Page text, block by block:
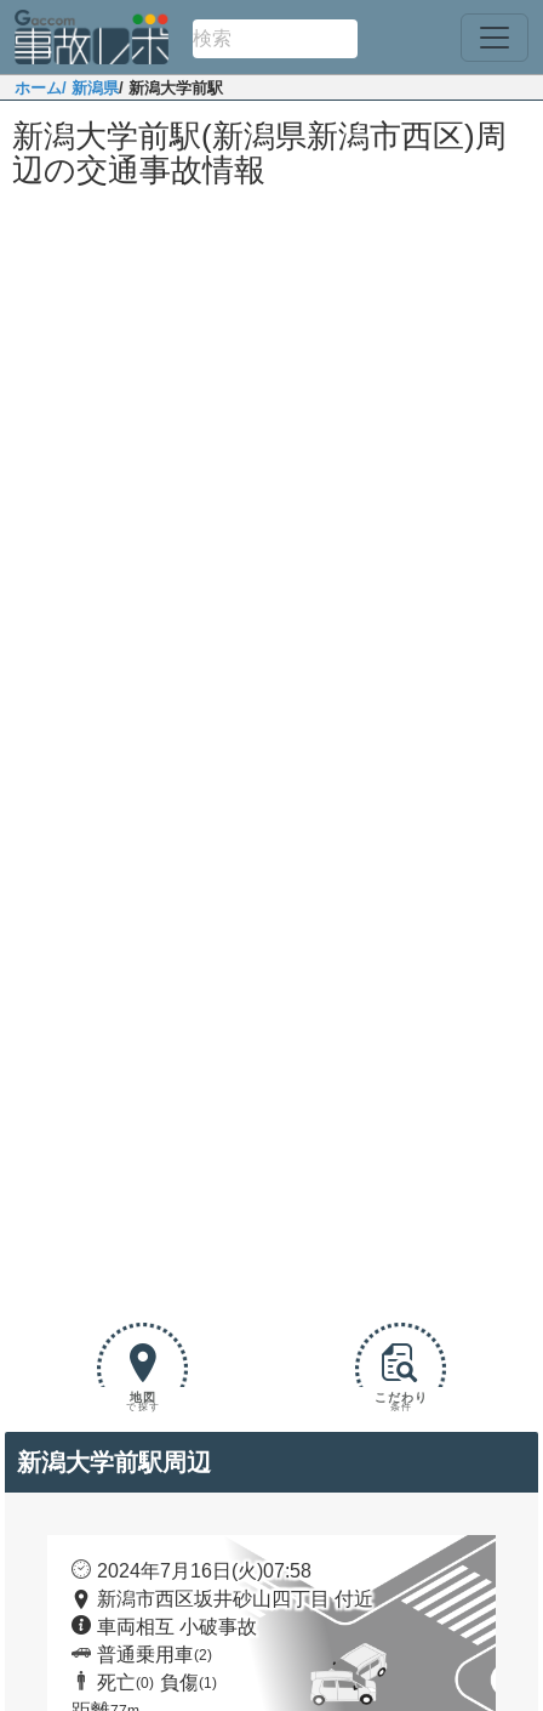
ホーム/ 新潟県/ 新潟大学前駅
新潟大学前駅(新潟県新潟市西区)周
辺の交通事故情報
地図
で探す
こだわり
条件
新潟大学前駅周辺
2024年7月16日(火)07:58
新潟市西区坂井砂山四丁目 付近
車両相互 小破事故
普通乗用車(2)
死亡(0) 負傷(1)